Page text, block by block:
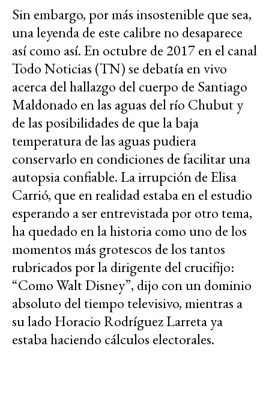
Sin embargo, por más insostenible que sea,
una leyenda de este calibre no desaparece
así como así. En octubre de 2017 en el canal
Todo Noticias (TN) se debatía en vivo
acerca del hallazgo del cuerpo de Santiago
Maldonado en las aguas del río Chubut y
de las posibilidades de que la baja
temperatura de las aguas pudiera
conservarlo en condiciones de facilitar una
autopsia confiable. La irrupción de Elisa
Carrió, que en realidad estaba en el estudio
esperando a ser entrevistada por otro tema,
ha quedado en la historia como uno de los
momentos más grotescos de los tantos
rubricados por la dirigente del crucifijo:
“Como Walt Disney”, dijo con un dominio
absoluto del tiempo televisivo, mientras a
su lado Horacio Rodríguez Larreta ya
estaba haciendo cálculos electorales.